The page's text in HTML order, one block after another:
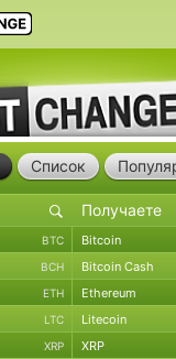
Список
BTC Bitcoin
BCH Bitcoin Cash
ETH Ethereum
LTC Litecoin
XRP XRP